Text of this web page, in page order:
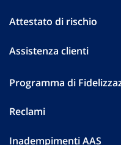
Attestato di rischio
Assistenza clienti
Programma di
Reclami
Inadempimenti AAS